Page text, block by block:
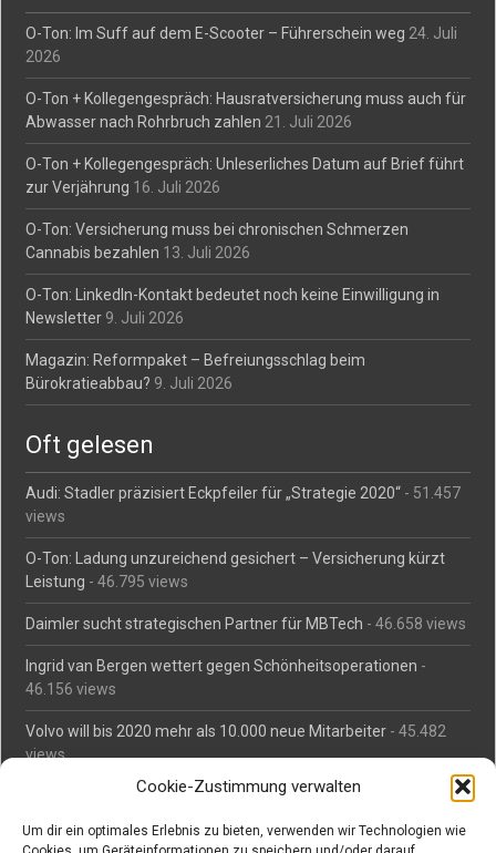
Cookie-Zustimmung verwalten
Um dir ein optimales Erlebnis zu bieten, verwenden wir Technologien wie
O-Ton: Im Suff auf dem E-Scooter – Führerschein weg 24. Juli
2026
O-Ton + Kollegengespräch: Hausratversicherung muss auch für
Abwasser nach Rohrbruch zahlen 21. Juli 2026
O-Ton + Kollegengespräch: Unleserliches Datum auf Brief führt
zur Verjährung 16. Juli 2026
O-Ton: Versicherung muss bei chronischen Schmerzen
Cannabis bezahlen 13. Juli 2026
O-Ton: LinkedIn-Kontakt bedeutet noch keine Einwilligung in
Newsletter 9. Juli 2026
Magazin: Reformpaket – Befreiungsschlag beim
Bürokratieabbau? 9. Juli 2026
Oft gelesen
Audi: Stadler präzisiert Eckpfeiler für „Strategie 2020“ - 51.457
views
O-Ton: Ladung unzureichend gesichert – Versicherung kürzt
Leistung - 46.795 views
Daimler sucht strategischen Partner für MBTech - 46.658 views
Ingrid van Bergen wettert gegen Schönheitsoperationen -
46.156 views
Volvo will bis 2020 mehr als 10.000 neue Mitarbeiter - 45.482
views
Mäßiges Interesse an Daimlers MBtech- 44.713 views
O-Ton: Wer muss Schaden für abgedriftete Silvesterraketen